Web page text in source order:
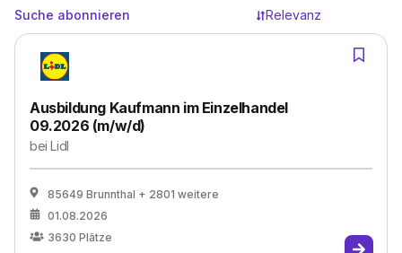
Suche abonnieren Relevanz
Ausbildung Kaufmann im Einzelhandel
09.2026 (m/w/d)
beiLidl
85649 Brunnthal + 2801 weitere
01.08.2026
3630 Plätze